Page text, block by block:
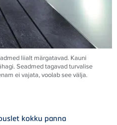
liialt märgatavad. Kauni
Seadmed tagavad turvalise
ei vajata, voolab see välja.
kokku panna